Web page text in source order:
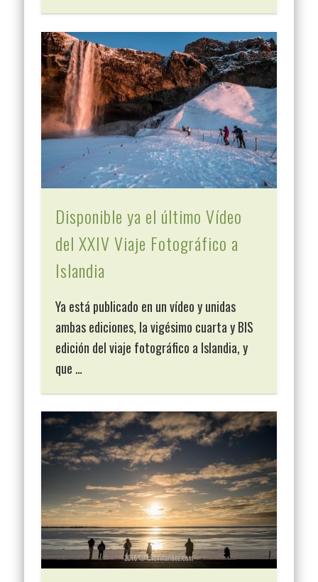
Disponible ya el último Vídeo
del XXIV Viaje Fotográfico a
Islandia
Ya está publicado en un vídeo y unidas
ambas ediciones, la vigésimo cuarta y BIS
edición del viaje fotográfico a Islandia, y
que …